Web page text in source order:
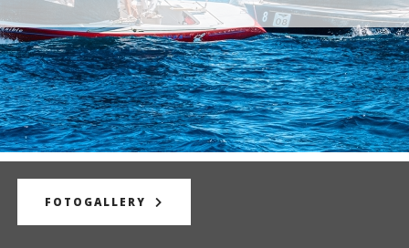
FOTOGALLERY